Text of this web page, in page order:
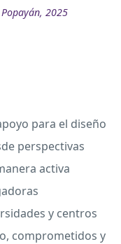
2025
para el diseño
perspectivas
activa
y centros
comprometidos y